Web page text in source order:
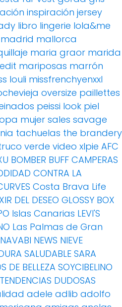
inspiración jersey
libro lingerie lola&me
madrid mallorca
maria graor marida
mariposas marrón
louli missfrenchyenxxl
oversize paillettes
peissi look piel
mujer sales savage
tachuelas the brandery
verde video xlpie AFC
BOMBER BUFF CAMPERAS
CONTRA LA
Costa Brava Life
DEL DESEO GLOSSY BOX
Islas Canarias LEVI'S
Las Palmas de Gran
NAVABI NEWS NIEVE
SALUDABLE SARA
DE BELLEZA SOYCIBELINO
TENDENCIAS DUDOSAS
adele adlib adolfo